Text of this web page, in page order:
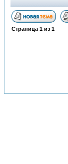
Страница 1 из 1